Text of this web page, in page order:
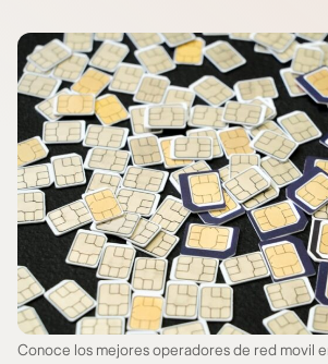
Conoce los mejores operadores de red movil